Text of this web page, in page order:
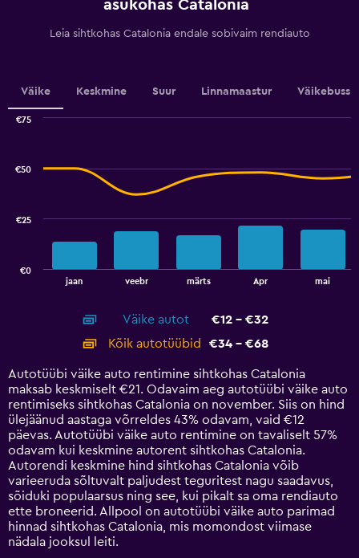
values.
Range:
0
asukohas Catalonia
Leia sihtkohas Catalonia endale sobivaim rendiauto
Väike Keskmine Suur Linnamaastur Väikebuss
14
categories.
The
chart
has
1
Y
axis
displaying
values.
Range:
0
to
jaan veebr märts Apr mai
€0
€25
€50
€75
End
Väike autot
€12 - €32
Kõik autotüübid
€34 - €68
Autotüübi väike auto rentimine sihtkohas Catalonia
maksab keskmiselt €21. Odavaim aeg autotüübi väike auto
rentimiseks sihtkohas Catalonia on november. Siis on hind
ülejäänud aastaga võrreldes 43% odavam, vaid €12
päevas. Autotüübi väike auto rentimine on tavaliselt 57%
odavam kui keskmine autorent sihtkohas Catalonia.
Autorendi keskmine hind sihtkohas Catalonia võib
varieeruda sõltuvalt paljudest teguritest nagu saadavus,
sõiduki populaarsus ning see, kui pikalt sa oma rendiauto
ette broneerid. Allpool on autotüübi väike auto parimad
hinnad sihtkohas Catalonia, mis momondost viimase
nädala jooksul leiti.